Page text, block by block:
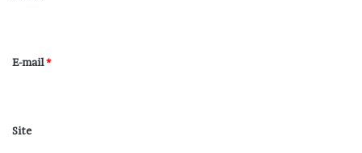
*
E-mail*
Site